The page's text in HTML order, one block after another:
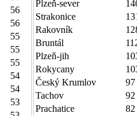
56
56
55
55
55
54
54
53
Plzeň-sever
Strakonice
Rakovník
Bruntál
Plzeň-jih
Rokycany
Český Krumlov
97
Tachov
92
Prachatice
82